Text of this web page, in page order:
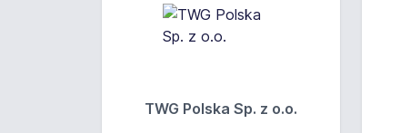
TWG Polska Sp. z o.o.